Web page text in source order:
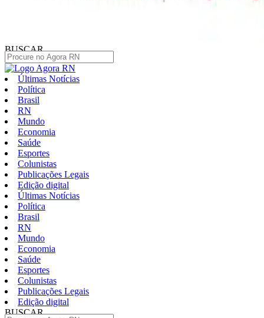
BUSCAR
Últimas Notícias
Política
Brasil
RN
Mundo
Economia
Saúde
Esportes
Colunistas
Publicações Legais
Edição digital
Últimas Notícias
Política
Brasil
RN
Mundo
Economia
Saúde
Esportes
Colunistas
Publicações Legais
Edição digital
BUSCAR